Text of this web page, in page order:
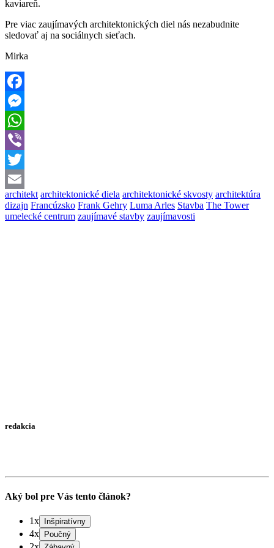
kaviareň.
Pre viac zaujímavých architektonických diel nás nezabudnite
sledovať aj na sociálnych sieťach.
Mirka
Facebook
Messenger
WhatsApp
Viber
Twitter
Email
architekt architektonické diela architektonické skvosty architektúra
dizajn Francúzsko Frank Gehry Luma Arles Stavba The Tower
umelecké centrum zaujímavé stavby zaujímavosti
redakcia
Aký bol pre Vás tento článok?
1x
4x